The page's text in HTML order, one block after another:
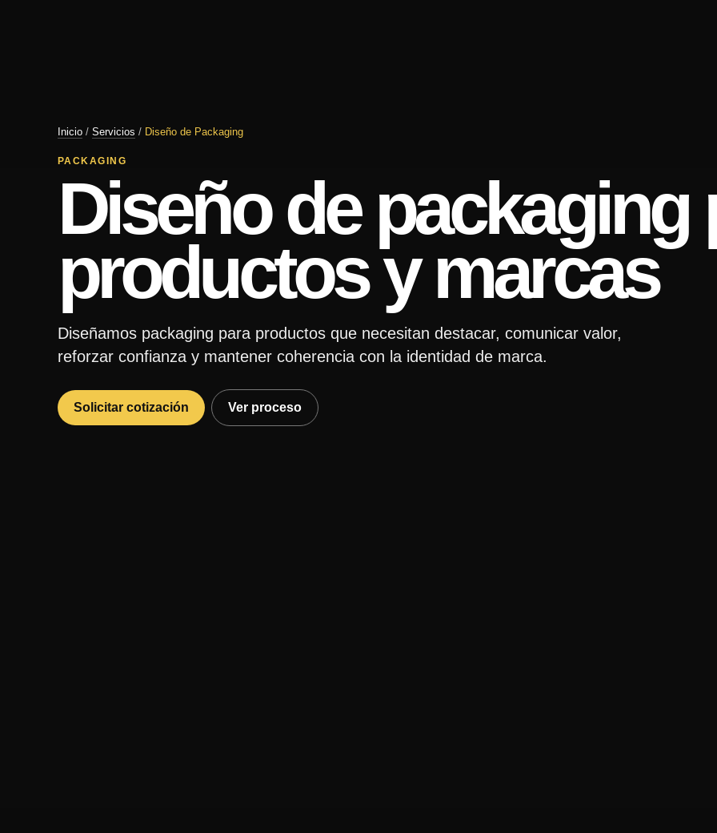
Inicio / Servicios / Diseño de Packaging
PACKAGING
Diseño de packaging
productos y marcas
Diseñamos packaging para productos que necesitan destacar, comunicar valor,
reforzar confianza y mantener coherencia con la identidad de marca.
Solicitar cotización Ver proceso